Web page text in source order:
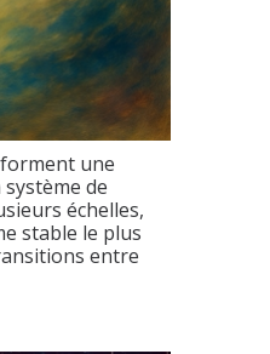
une
de
échelles,
stable le plus
entre